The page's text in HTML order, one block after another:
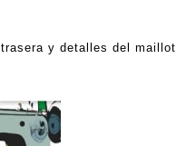
y detalles del maillot